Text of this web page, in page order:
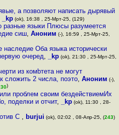
а позволяют написать дырявый
_kp(ok), 16:38 , 25-Мрт-25, (129)
разные языки Плюсы разумеется
сиш, Аноним (-), 16:59 , 25-Мрт-25,
наследие Оба языка исторически
очеред, _kp (ok), 21:30 , 25-Мрт-25,
из комbтета не могут
сложить 2 числа, поэто, Аноним (-),
)
проблем своим бездействиемИх
поделки и отчит, _kp(ok), 11:30 , 28-
C , burjui (ok), 02:02 , 08-Апр-25, (243)